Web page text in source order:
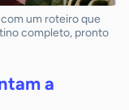
um roteiro que
completo, pronto
a